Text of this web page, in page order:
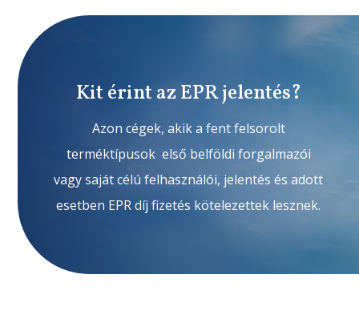
Kit érint az EPR jelentés?
Azon cégek, akik a fent felsorolt
terméktípusok első belföldi forgalmazói
vagy saját célú felhasználói, jelentés és adott
esetben EPR díj fizetés kötelezettek lesznek.